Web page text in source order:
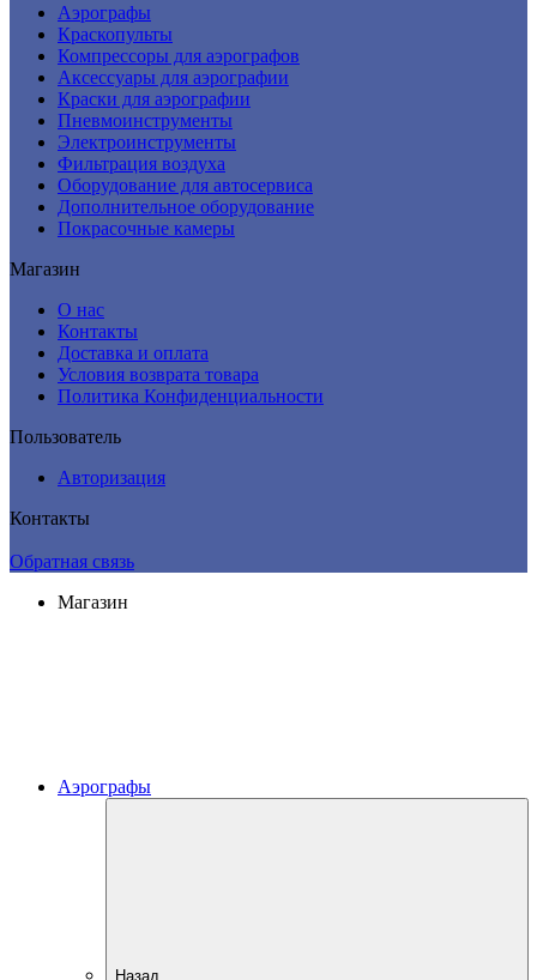
Аэрографы
Краскопульты
Компрессоры для аэрографов
Аксессуары для аэрографии
Краски для аэрографии
Пневмоинструменты
Электроинструменты
Фильтрация воздуха
Оборудование для автосервиса
Дополнительное оборудование
Покрасочные камеры
Магазин
О нас
Контакты
Доставка и оплата
Условия возврата товара
Политика Конфиденциальности
Пользователь
Авторизация
Контакты
Обратная связь
Магазин
Аэрографы
Назад